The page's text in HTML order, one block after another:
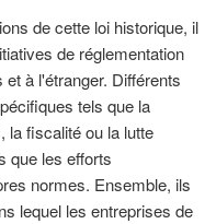
de cette loi historique, il
de réglementation
à l'étranger. Différents
tels que la
la fiscalité ou la lutte
que les efforts
normes. Ensemble, ils
lequel les entreprises de